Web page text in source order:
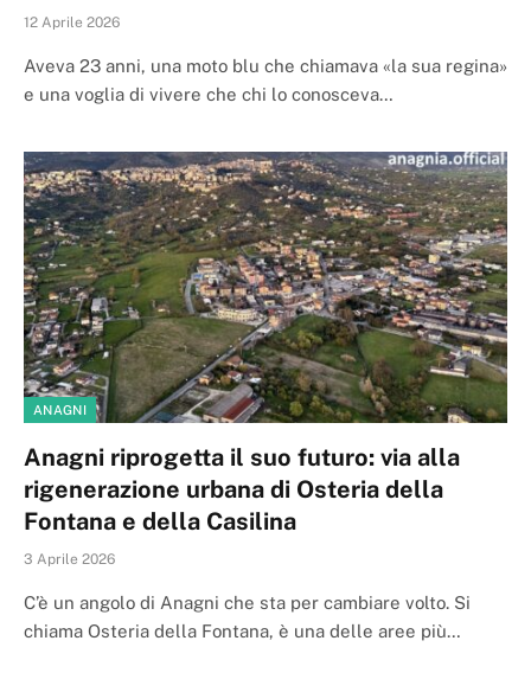
12 Aprile 2026
Aveva 23 anni, una moto blu che chiamava «la sua regina»
e una voglia di vivere che chi lo conosceva…
ANAGNI
Anagni riprogetta il suo futuro: via alla
rigenerazione urbana di Osteria della
Fontana e della Casilina
3 Aprile 2026
C’è un angolo di Anagni che sta per cambiare volto. Si
chiama Osteria della Fontana, è una delle aree più…